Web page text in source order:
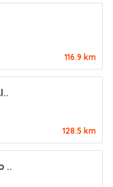
116.9 km
128.5 km
..